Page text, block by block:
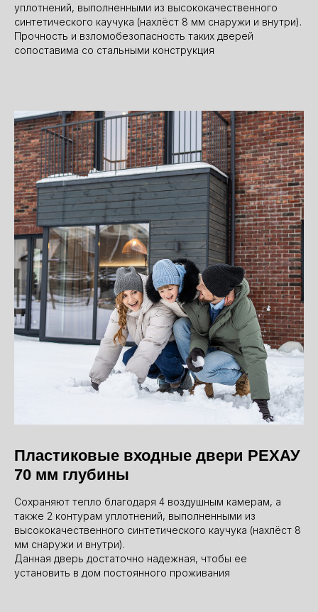
уплотнений, выполненными из высококачественного
синтетического каучука (нахлёст 8 мм снаружи и внутри).
Прочность и взломобезопасность таких дверей
сопоставима со стальными конструкция
Пластиковые входные двери РЕХАУ
70 мм глубины
Сохраняют тепло благодаря 4 воздушным камерам, а
также 2 контурам уплотнений, выполненными из
высококачественного синтетического каучука (нахлёст 8
мм снаружи и внутри).
Данная дверь достаточно надежная, чтобы ее
установить в дом постоянного проживания